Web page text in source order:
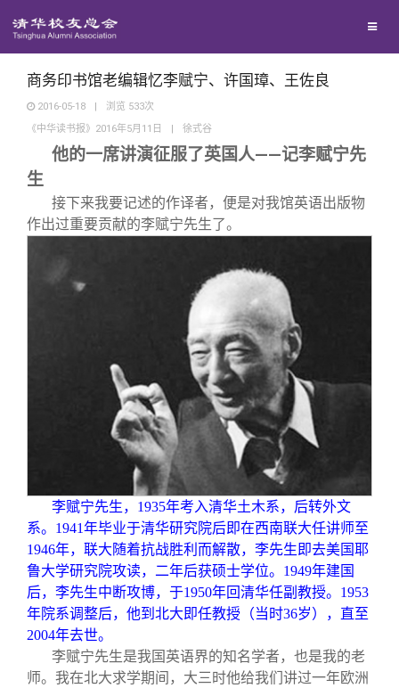
西南联大校友会
义工计划
新媒体平台
青春风采
校友文苑
校友视界
终身学习
信息化服务
三创大赛
实用信息
总会简介
会长致辞
总会章程
理事会名单
制度法规
联系我们
关闭
商务印书馆老编辑忆李赋宁、许国璋、王佐良
2016-05-18 | 浏览 533次
《中华读书报》2016年5月11日
| 徐式谷
他的一席讲演征服了英国人——记李赋宁先
生
接下来我要记述的作译者，便是对我馆英语出版物
作出过重要贡献的李赋宁先生了。
李赋宁先生，1935年考入清华土木系，后转外文
系。1941年毕业于清华研究院后即在西南联大任讲师至
1946年，联大随着抗战胜利而解散，李先生即去美国耶
鲁大学研究院攻读，二年后获硕士学位。1949年建国
后，李先生中断攻博，于1950年回清华任副教授。1953
年院系调整后，他到北大即任教授（当时36岁），直至
2004年去世。
李赋宁先生是我国英语界的知名学者，也是我的老
师。我在北大求学期间，大三时他给我们讲过一年欧洲